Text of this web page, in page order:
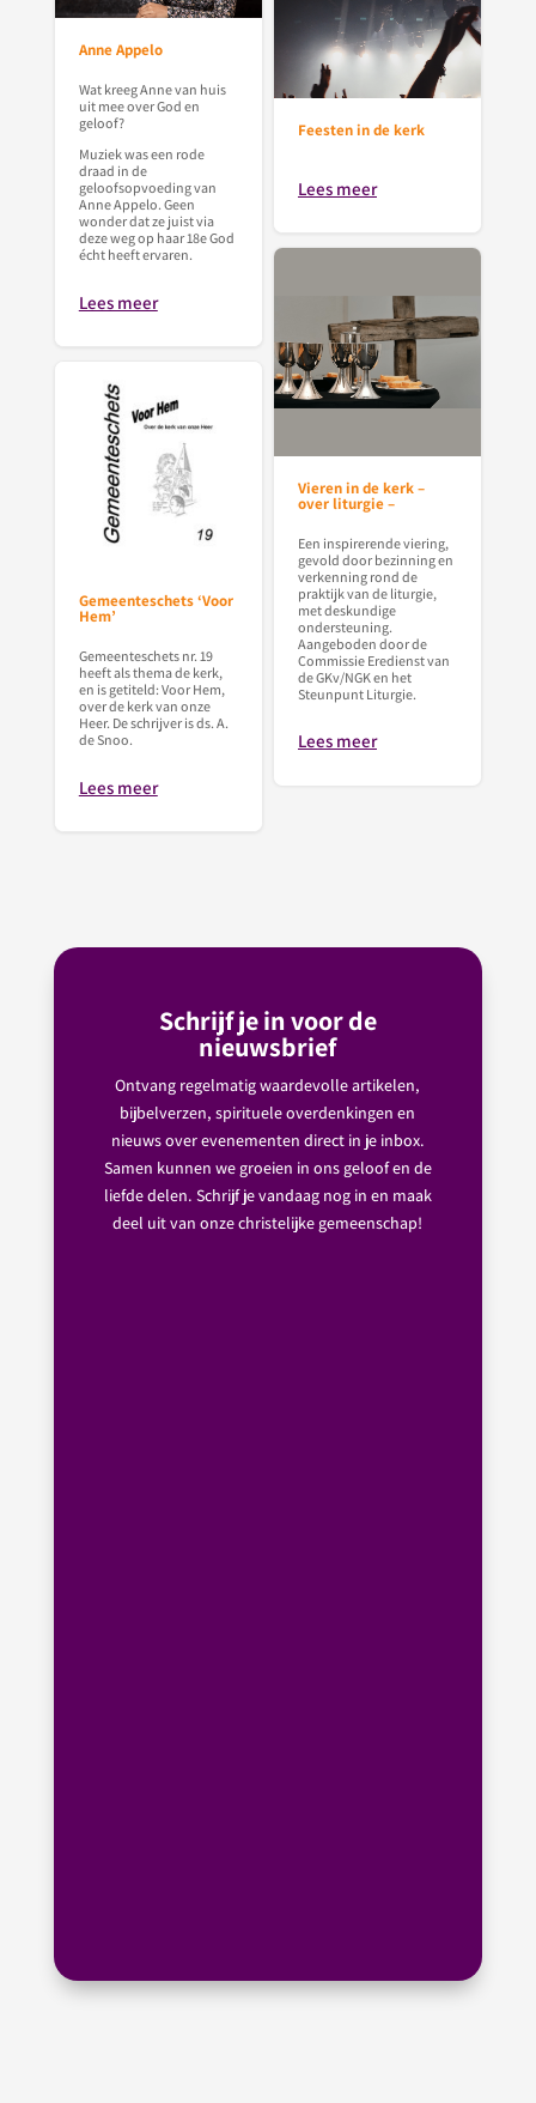
Anne Appelo
Wat kreeg Anne van huis
uit mee over God en
geloof?
Muziek was een rode
draad in de
geloofsopvoeding van
Anne Appelo. Geen
wonder dat ze juist via
deze weg op haar 18e God
écht heeft ervaren.
Lees meer
Feesten in de kerk
Lees meer
Vieren in de kerk –
over liturgie –
Een inspirerende viering,
gevold door bezinning en
verkenning rond de
praktijk van de liturgie,
met deskundige
ondersteuning.
Aangeboden door de
Commissie Eredienst van
de GKv/NGK en het
Steunpunt Liturgie.
Lees meer
Gemeenteschets ‘Voor
Hem’
Gemeenteschets nr. 19
heeft als thema de kerk,
en is getiteld: Voor Hem,
over de kerk van onze
Heer. De schrijver is ds. A.
de Snoo.
Lees meer
Schrijf je in voor de
nieuwsbrief
Ontvang regelmatig waardevolle artikelen,
bijbelverzen, spirituele overdenkingen en
nieuws over evenementen direct in je inbox.
Samen kunnen we groeien in ons geloof en de
liefde delen. Schrijf je vandaag nog in en maak
deel uit van onze christelijke gemeenschap!